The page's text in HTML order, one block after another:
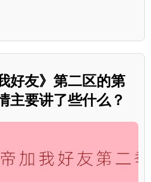
好友》第二区的第
主要讲了些什么？